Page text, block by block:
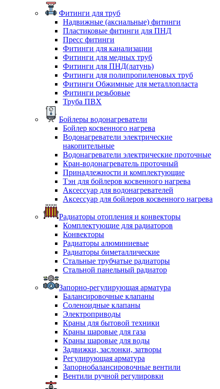
Фитинги для труб
Надвижные (аксиальные) фитинги
Пластиковые фитинги для ПНД
Пресс фитинги
Фитинги для канализации
Фитинги для медных труб
Фитинги для ПНД(латунь)
Фитинги для полипропиленовых труб
Фитинги Обжимные для металлопласта
Фитинги резьбовые
Труба ПВХ
Бойлеры водонагреватели
Бойлер косвенного нагрева
Водонагреватели электрические
накопительные
Водонагреватели электрические проточные
Кран-водонагреватель проточный
Принадлежности и комплектующие
Тэн для бойлеров косвенного нагрева
Аксессуар для водонагревателей
Аксессуар для бойлеров косвенного нагрева
Радиаторы отопления и конвекторы
Комплектующие для радиаторов
Конвекторы
Радиаторы алюминиевые
Радиаторы биметаллические
Стальные трубчатые радиаторы
Стальной панельный радиатор
Запорно-регулирующая арматура
Балансировочные клапаны
Соленоидные клапаны
Электроприводы
Краны для бытовой техники
Краны шаровые для газа
Краны шаровые для воды
Задвижки, заслонки, затворы
Регулирующая арматура
Запорнобалансировочные вентили
Вентили ручной регулировки